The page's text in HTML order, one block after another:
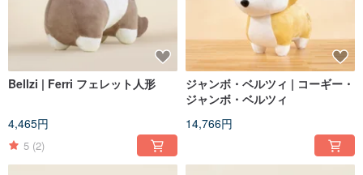
Bellzi | Ferri フェレット人形
4,465円
5 (2)
ジャンボ・ベルツィ | コーギー・
ジャンボ・ベルツィ
14,766円